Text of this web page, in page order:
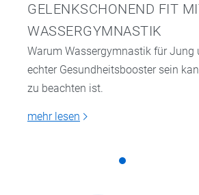
GELENKSCHONEND FIT
WASSERGYMNASTIK
Warum Wassergymnastik für Jung
echter Gesundheitsbooster sein
zu beachten ist.
mehr lesen